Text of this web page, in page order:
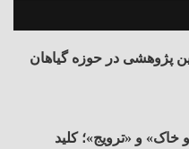
پژوهشی در حوزه گیاهان
خاک» و «ترویج»؛ کلید